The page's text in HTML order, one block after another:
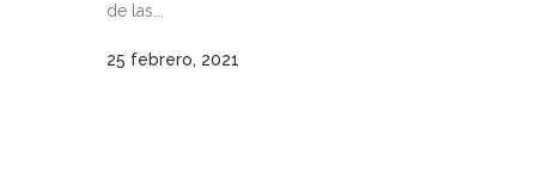
de las...
25 febrero, 2021